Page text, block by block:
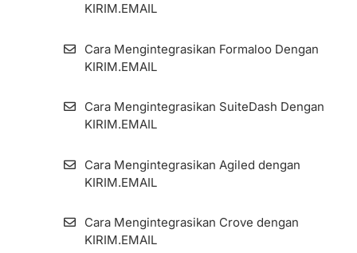
KIRIM.EMAIL
Cara Mengintegrasikan Formaloo Dengan
KIRIM.EMAIL
Cara Mengintegrasikan SuiteDash Dengan
KIRIM.EMAIL
Cara Mengintegrasikan Agiled dengan
KIRIM.EMAIL
Cara Mengintegrasikan Crove dengan
KIRIM.EMAIL